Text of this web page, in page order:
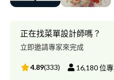
單、型錄、展架、廣告看板、海
好 都歡迎私訊聊聊: https://bit.ly/
正在找菜單設計師嗎？
立即邀請專家來完成
4.89(333) 16,180位